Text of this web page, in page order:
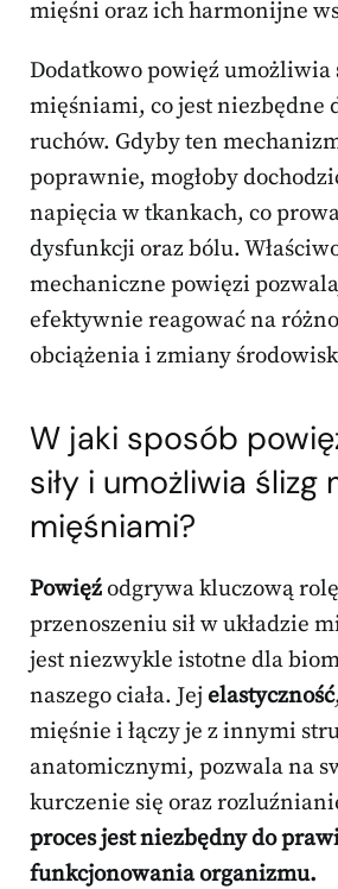
mięśni oraz ich harmonijne
Dodatkowo powięź umożliwia
mięśniami, co jest niezbędne
ruchów. Gdyby ten
poprawnie, mogłoby
napięcia w tkankach, co
dysfunkcji oraz bólu.
mechaniczne powięzi
efektywnie reagować na
obciążenia i zmiany
W jaki sposób
siły i umożliwia ślizg
mięśniami?
Powięźodgrywa kluczową
przenoszeniu sił w układzie
jest niezwykle istotne dla
naszego ciała. Jejelastyczność
mięśnie i łączy je z innymi
anatomicznymi, pozwala na
kurczenie się oraz
proces jest niezbędny do
funkcjonowania organizmu.